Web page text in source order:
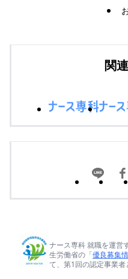
関
ナース専科 就職を運営
生労働省の「優良募集
て、第1回の認定事業者